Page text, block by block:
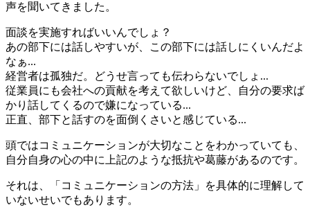
声を聞いてきました。
面談を実施すればいいんでしょ？
あの部下には話しやすいが、この部下には話しにくいんだよ
なぁ...
経営者は孤独だ。どうせ言っても伝わらないでしょ...
従業員にも会社への貢献を考えて欲しいけど、自分の要求ば
かり話してくるので嫌になっている...
正直、部下と話すのを面倒くさいと感じている...
頭ではコミュニケーションが大切なことをわかっていても、
自分自身の心の中に上記のような抵抗や葛藤があるのです。
それは、「コミュニケーションの方法」を具体的に理解して
いないせいでもあります。